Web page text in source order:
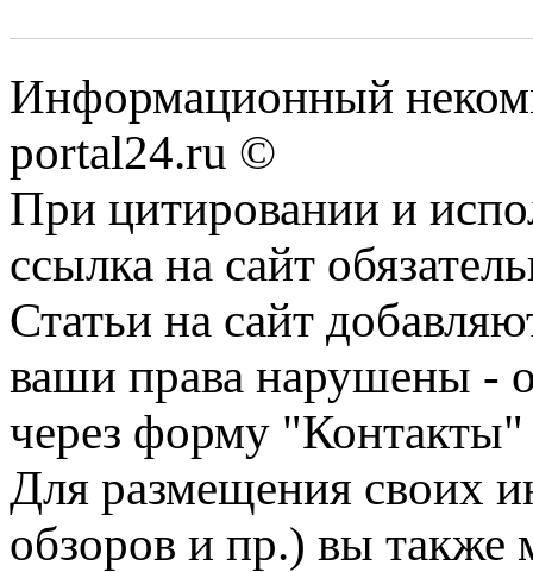
Информационный
portal24.ru ©
При цитировании и
ссылка на сайт
Статьи на сайт
ваши права нарушены -
через форму "Контакты"
Для размещения своих
обзоров и пр.) вы также